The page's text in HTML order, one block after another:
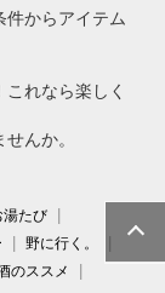
件からアイテム
れなら楽しく
んか。
湯たび
野に行く。
のススメ